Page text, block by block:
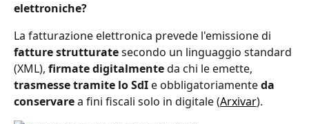
elettroniche?
La fatturazione elettronica prevede l'emissione di
fatture strutturate secondo un linguaggio standard
(XML), firmate digitalmente da chi le emette,
trasmesse tramite lo SdI e obbligatoriamente da
conservare a fini fiscali solo in digitale (Arxivar).